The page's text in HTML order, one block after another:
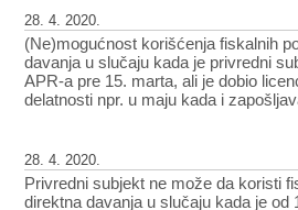
(Ne)mogućnost korišćenja fiskalnih
davanja u slučaju kada je privredni
APR-a pre 15. marta, ali je dobio
delatnosti npr. u maju kada i
28. 4. 2020.
Privredni subjekt ne može da koristi
direktna davanja u slučaju kada je od
28. 4. 2020.